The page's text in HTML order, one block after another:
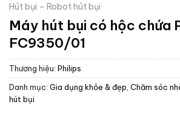
Hút bụi – Robot hút bụi
Máy hút bụi có hộc chứa
FC9350/01
Thương hiệu: Philips
Danh mục: Gia dụng khỏe & đẹp, Chăm sóc
hút bụi